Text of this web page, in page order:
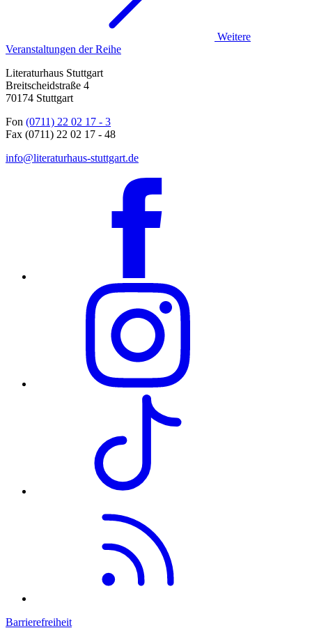
Weitere
Veranstaltungen der Reihe
Literaturhaus Stuttgart
Breitscheidstraße 4
70174 Stuttgart
Fon (0711) 22 02 17 - 3
Fax (0711) 22 02 17 - 48
info@literaturhaus-stuttgart.de
Barrierefreiheit